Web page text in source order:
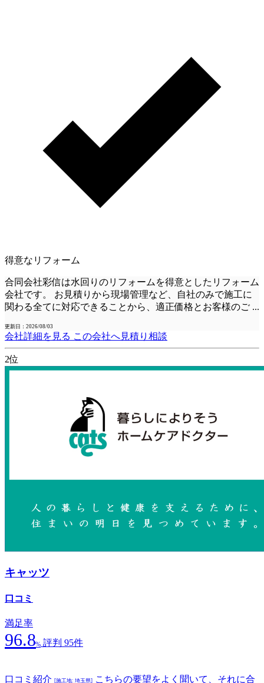
得意なリフォーム
合同会社彩信は水回りのリフォームを得意としたリフォーム
会社です。 お見積りから現場管理など、自社のみで施工に
関わる全てに対応できることから、適正価格とお客様のご ...
更新日：2026/08/03
会社詳細を見る この会社へ見積り相談
2位
キャッツ
口コミ
満足率
96.8% 評判 95件
口コミ紹介 [施工地: 埼玉県] こちらの要望をよく聞いて、それに合